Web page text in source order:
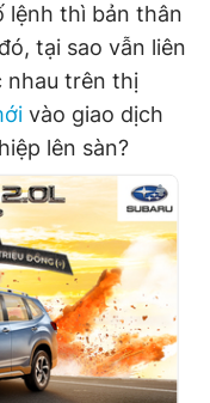
lệnh thì bản thân
tại sao vẫn liên
nhau trên thị
vào giao dịch
lên sàn?